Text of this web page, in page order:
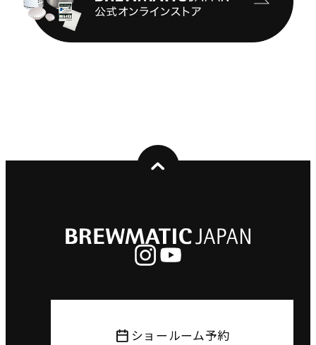
ショールーム予約